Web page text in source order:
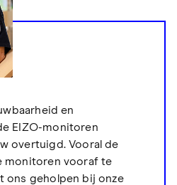
en
EIZO-monitoren
overtuigd. Vooral de
monitoren vooraf te
ons geholpen bij onze